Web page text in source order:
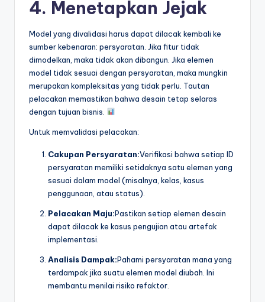
4. Menetapkan Jejak
Model yang divalidasi harus dapat dilacak kembali ke
sumber kebenaran: persyaratan. Jika fitur tidak
dimodelkan, maka tidak akan dibangun. Jika elemen
model tidak sesuai dengan persyaratan, maka mungkin
merupakan kompleksitas yang tidak perlu. Tautan
pelacakan memastikan bahwa desain tetap selaras
dengan tujuan bisnis.
Untuk memvalidasi pelacakan:
Cakupan Persyaratan:Verifikasi bahwa setiap ID
persyaratan memiliki setidaknya satu elemen yang
sesuai dalam model (misalnya, kelas, kasus
penggunaan, atau status).
Pelacakan Maju:Pastikan setiap elemen desain
dapat dilacak ke kasus pengujian atau artefak
implementasi.
Analisis Dampak:Pahami persyaratan mana yang
terdampak jika suatu elemen model diubah. Ini
membantu menilai risiko refaktor.